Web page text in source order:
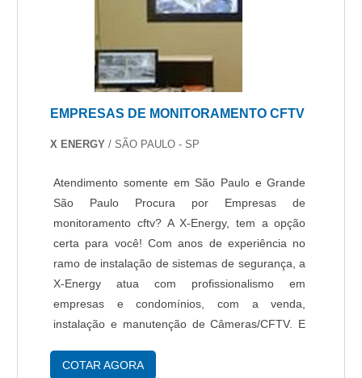
EMPRESAS DE MONITORAMENTO CFTV
X ENERGY / SÃO PAULO - SP
Atendimento somente em São Paulo e Grande
São Paulo Procura por Empresas de
monitoramento cftv? A X-Energy, tem a opção
certa para você! Com anos de experiência no
ramo de instalação de sistemas de segurança, a
X-Energy atua com profissionalismo em
empresas e condomínios, com a venda,
instalação e manutenção de Câmeras/CFTV. E
em condomínios e empresas, reduzindo custos e
COTAR AGORA